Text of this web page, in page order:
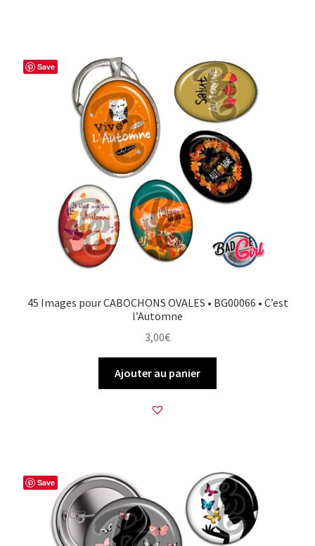
Save
45 Images pour CABOCHONS OVALES • BG00066 • C’est
l’Automne
3,00€
Ajouter au panier
Save